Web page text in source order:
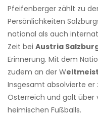
Pfeifenberger zählt zu
Persönlichkeiten
national als auch
Zeit bei Austria
Erinnerung. Mit dem
zudem an der W
Insgesamt absolvierte er
Österreich und galt über
heimischen Fußballs.